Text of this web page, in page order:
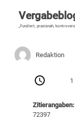
„Fundiert, praxisnah,
Redaktion
Zitierangaben:
72397